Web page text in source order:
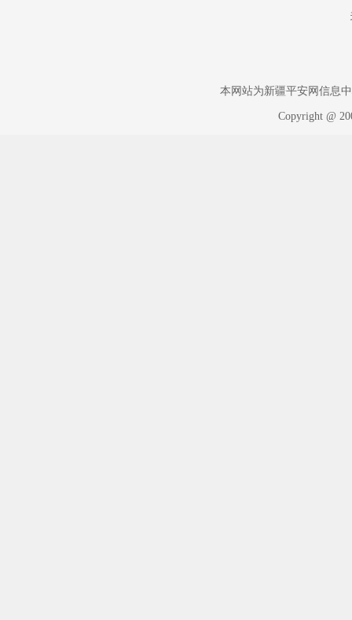
本网站为新疆平安网信息
Copyright @